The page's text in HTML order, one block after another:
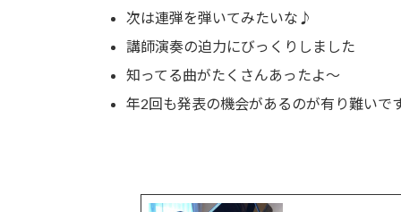
次は連弾を弾いてみたいな♪
講師演奏の迫力にびっくりしました
知ってる曲がたくさんあったよ〜
年2回も発表の機会があるのが有り難いで